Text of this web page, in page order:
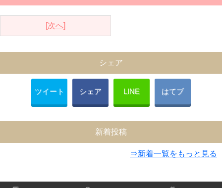
[次へ]
シェア
ツイート シェア LINE はてブ
新着投稿
⇒新着一覧をもっと見る